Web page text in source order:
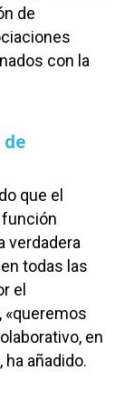
de
con la
de
que el
verdadera
todas las
el
«queremos
en
añadido.